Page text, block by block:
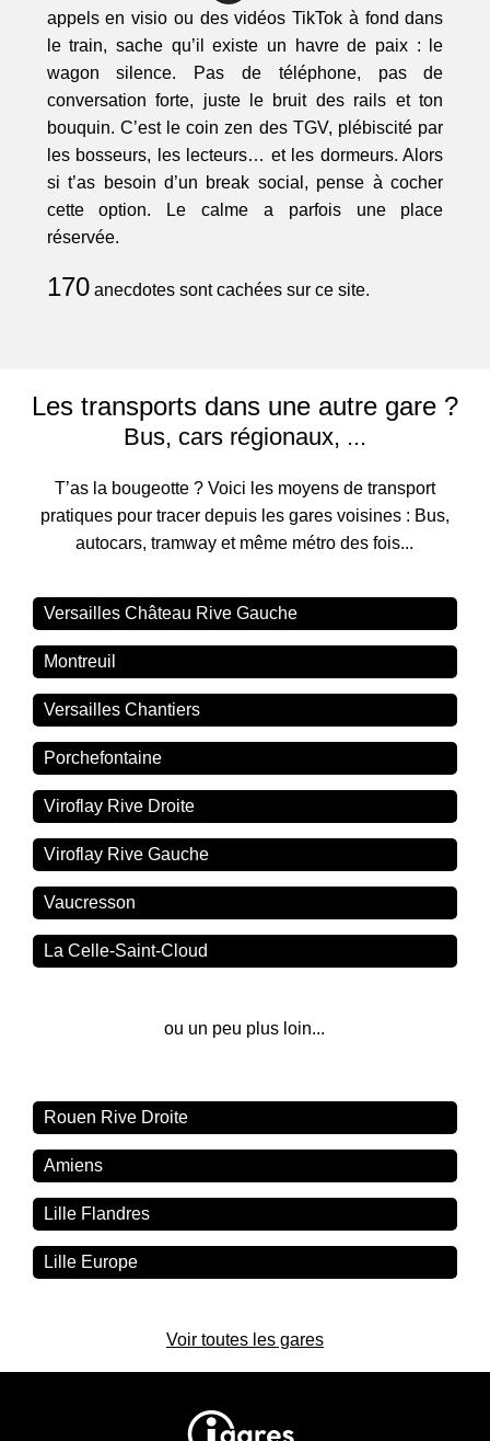
appels en visio ou des vidéos TikTok à fond dans
le train, sache qu’il existe un havre de paix : le
wagon silence. Pas de téléphone, pas de
conversation forte, juste le bruit des rails et ton
bouquin. C’est le coin zen des TGV, plébiscité par
les bosseurs, les lecteurs… et les dormeurs. Alors
si t’as besoin d’un break social, pense à cocher
cette option. Le calme a parfois une place
réservée.
170anecdotes sont cachées sur ce site.
Les transports dans une autre gare ?
Bus, cars régionaux, ...
T’as la bougeotte ? Voici les moyens de transport
pratiques pour tracer depuis les gares voisines : Bus,
autocars, tramway et même métro des fois...
Versailles Château Rive Gauche
Montreuil
Versailles Chantiers
Porchefontaine
Viroflay Rive Droite
Viroflay Rive Gauche
Vaucresson
La Celle-Saint-Cloud
ou un peu plus loin...
Rouen Rive Droite
Amiens
Lille Flandres
Lille Europe
Voir toutes les gares